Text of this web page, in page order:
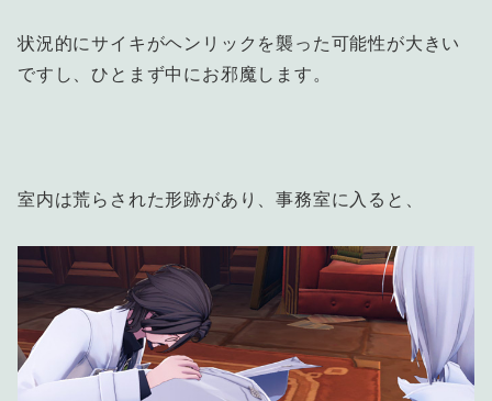
状況的にサイキがヘンリックを襲った可能性が大きい
ですし、ひとまず中にお邪魔します。
室内は荒らされた形跡があり、事務室に入ると、